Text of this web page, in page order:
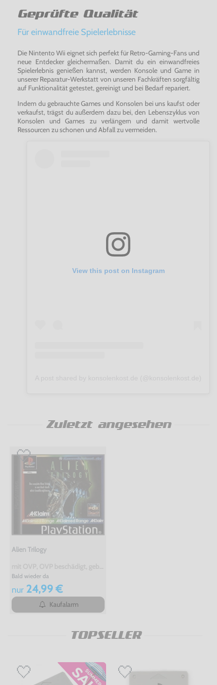
Geprüfte Qualität
Für einwandfreie Spielerlebnisse
Die Nintento Wii eignet sich perfekt für Retro-Gaming-Fans und
neue Entdecker gleichermaßen. Damit du ein einwandfreies
Spielerlebnis genießen kannst, werden Konsole und Game in
unserer Reparatur-Werkstatt von unseren Fachkräften sorgfältig
auf Funktionalität getestet, gereinigt und bei Bedarf repariert.
Indem du gebrauchte Games und Konsolen bei uns kaufst oder
verkaufst, trägst du außerdem dazu bei, den Lebenszyklus von
Konsolen und Games zu verlängern und damit wertvolle
Ressourcen zu schonen und Abfall zu vermeiden.
View this post on Instagram
Zuletzt angesehen
Alien Trilogy
Bald wieder da
nur24,99 €
Kaufalarm
TOPSELLER